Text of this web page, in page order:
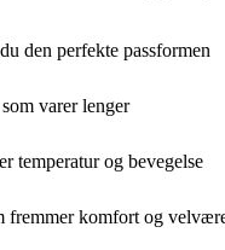
den perfekte passformen
varer lenger
temperatur og bevegelse
fremmer komfort og